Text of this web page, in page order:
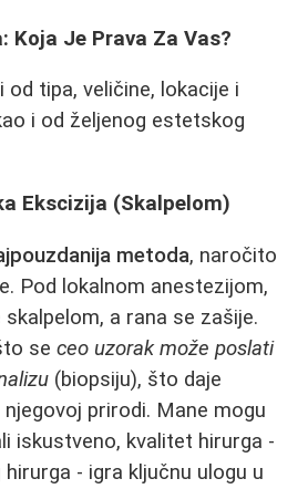
Koja Je Prava Za Vas?
tipa, veličine, lokacije i
i od željenog estetskog
Ekscizija (Skalpelom)
metoda, naročito
Pod lokalnom anestezijom,
a rana se zašije.
se ceo uzorak može poslati
(biopsiju), što daje
prirodi. Mane mogu
iskustveno, kvalitet hirurga -
- igra ključnu ulogu u